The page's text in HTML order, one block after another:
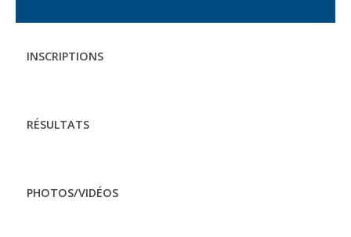
INSCRIPTIONS
RÉSULTATS
PHOTOS/VIDÉOS